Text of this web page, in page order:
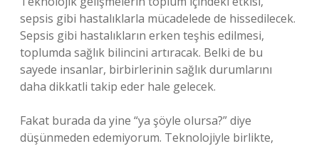
sepsis gibi hastalıklarla mücadelede de hissedilecek.
Sepsis gibi hastalıkların erken teşhis edilmesi,
toplumda sağlık bilincini artıracak. Belki de bu
sayede insanlar, birbirlerinin sağlık durumlarını
daha dikkatli takip eder hale gelecek.
Fakat burada da yine “ya şöyle olursa?” diye
düşünmeden edemiyorum. Teknolojiyle birlikte,